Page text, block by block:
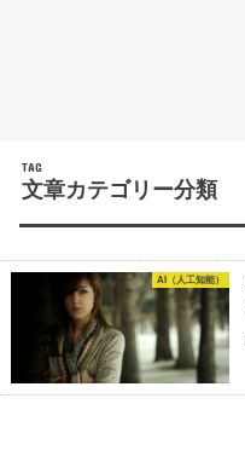
TAG
文章カテゴリー分類
AI（人工知能）